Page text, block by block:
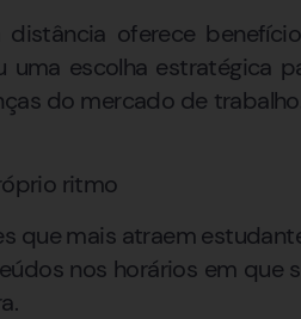
oferece
uma escolha estratégica
do mercado de
ritmo
que mais atraem
nos horários em que